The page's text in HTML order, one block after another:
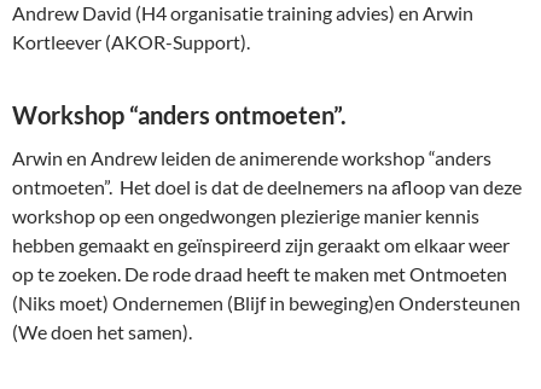
Andrew David (H4 organisatie training advies) en Arwin
Kortleever (AKOR-Support).
Workshop “anders ontmoeten”.
Arwin en Andrew leiden de animerende workshop “anders
ontmoeten”. Het doel is dat de deelnemers na afloop van deze
workshop op een ongedwongen plezierige manier kennis
hebben gemaakt en geïnspireerd zijn geraakt om elkaar weer
op te zoeken. De rode draad heeft te maken met Ontmoeten
(Niks moet) Ondernemen (Blijf in beweging)en Ondersteunen
(We doen het samen).